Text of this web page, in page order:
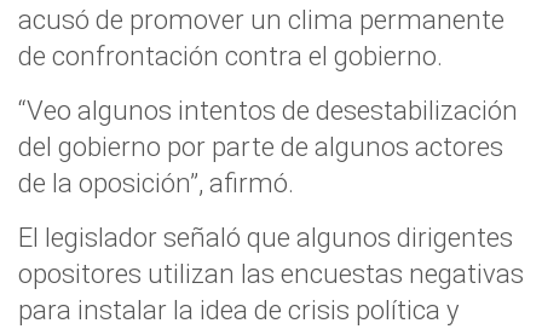
acusó de promover un clima permanente
de confrontación contra el gobierno.
“Veo algunos intentos de desestabilización
del gobierno por parte de algunos actores
de la oposición”, afirmó.
El legislador señaló que algunos dirigentes
opositores utilizan las encuestas negativas
para instalar la idea de crisis política y